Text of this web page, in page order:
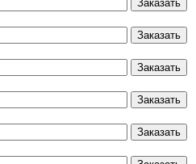
Заказать
Заказать
Заказать
Заказать
Заказать